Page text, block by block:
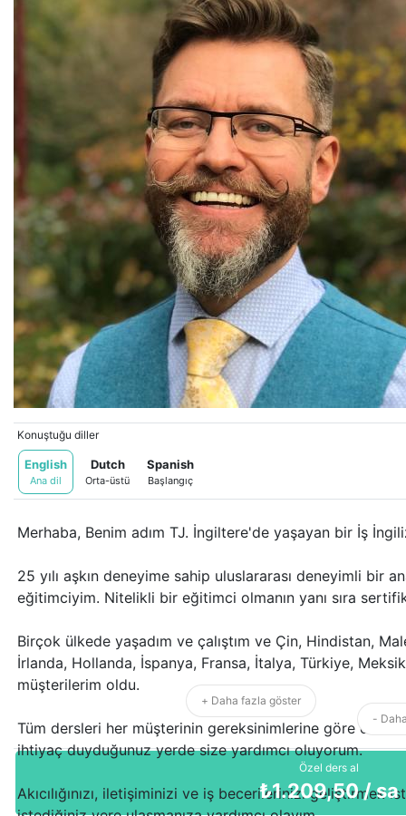
destekleyici ve ilham verici bir öğrenme ortamı
dersler evdeymiş gibi hissettiriyor; rahat ve konforlu.
Yeni keşiflerin kapılarını birlikte açalım!
Derste görüşürüz!
Bu içerik yapay zeka tarafından çevrilmiştir.
Orijinalini göster
Konuştuğu diller
English
Ana dil
Dutch
Orta-üstü
Spanish
Başlangıç
Merhaba, Benim adım TJ. İngiltere'de yaşayan bir İş
25 yılı aşkın deneyime sahip uluslararası deneyimli bir
eğitimciyim. Nitelikli bir eğitimci olmanın yanı sıra
Birçok ülkede yaşadım ve çalıştım ve Çin, Hindistan,
İrlanda, Hollanda, İspanya, Fransa, İtalya, Türkiye,
müşterilerim oldu.
Tüm dersleri her müşterinin gereksinimlerine göre özel
ihtiyaç duyduğunuz yerde size yardımcı oluyorum.
Akıcılığınızı, iletişiminizi ve iş becerilerinizi geliştirmek
+ Daha fazla göster
-
Özel ders al
₺1.209,50/ sa